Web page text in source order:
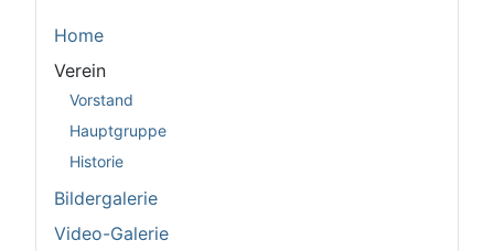
Home
Verein
Vorstand
Hauptgruppe
Historie
Bildergalerie
Video-Galerie